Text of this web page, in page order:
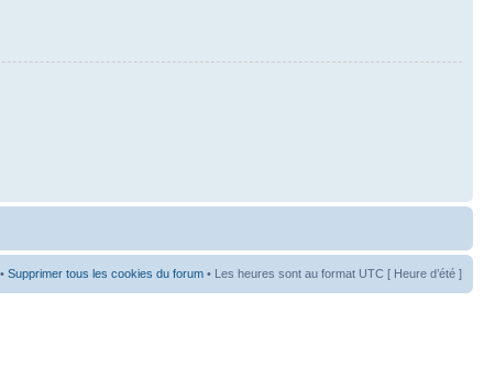
• Supprimer tous les cookies du forum • Les heures sont au format UTC [ Heure d’été ]